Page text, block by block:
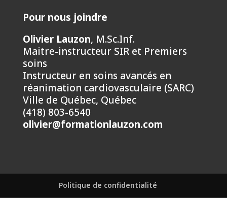
Pour nous joindre
Olivier Lauzon, M.Sc.Inf.
Maitre-instructeur SIR et Premiers
soins
Instructeur en soins avancés en
réanimation cardiovasculaire (SARC)
Ville de Québec, Québec
(418) 803-6540
olivier@formationlauzon.com
Politique de confidentialité